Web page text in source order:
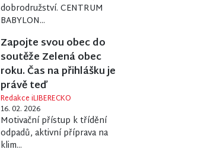
dobrodružství. CENTRUM
BABYLON...
Zapojte svou obec do
soutěže Zelená obec
roku. Čas na přihlášku je
právě teď
Redakce iLIBERECKO
16. 02. 2026
Motivační přístup k třídění
odpadů, aktivní příprava na
klim...